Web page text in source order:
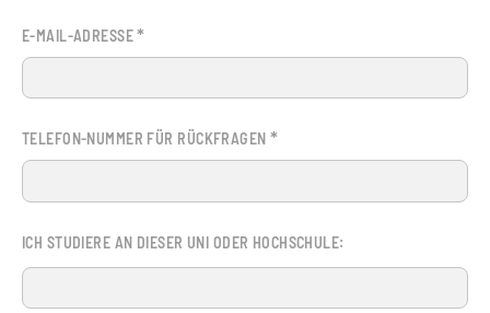
E-MAIL-ADRESSE*
TELEFON-NUMMER FÜR RÜCKFRAGEN *
ICH STUDIERE AN DIESER UNI ODER HOCHSCHULE: